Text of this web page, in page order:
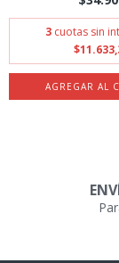
3 cuotas sin